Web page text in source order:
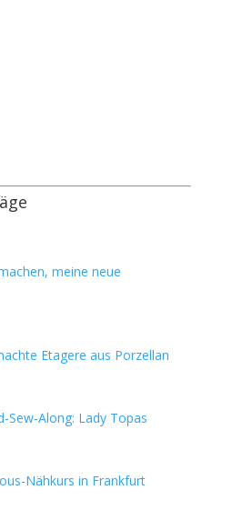
meine neue
Etagere aus Porzellan
Sew-Along: Lady Topas
Nähkurs in Frankfurt